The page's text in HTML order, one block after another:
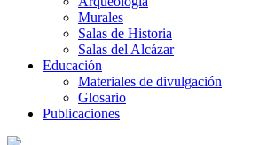
Murales
Salas de Historia
Salas del Alcázar
Educación
Materiales de divulgación
Glosario
Publicaciones